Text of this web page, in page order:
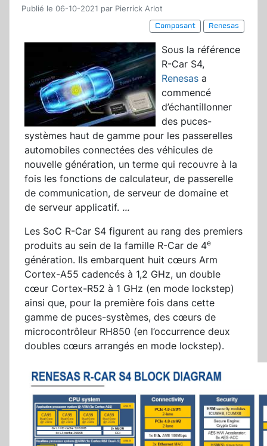
Publié le 06-10-2021 par Pierrick Arlot
Composant
Renesas
Sous la référence
R-Car S4,
Renesas a
commencé
d’échantillonner
des puces-
systèmes haut de gamme pour les passerelles
automobiles connectées des véhicules de
nouvelle génération, un terme qui recouvre à la
fois les fonctions de calculateur, de passerelle
de communication, de serveur de domaine et
de serveur applicatif. ...
Les SoC R-Car S4 figurent au rang des premiers
produits au sein de la famille R-Car de 4e
génération. Ils embarquent huit cœurs Arm
Cortex-A55 cadencés à 1,2 GHz, un double
cœur Cortex-R52 à 1 GHz (en mode lockstep)
ainsi que, pour la première fois dans cette
gamme de puces-systèmes, des cœurs de
microcontrôleur RH850 (en l’occurrence deux
doubles cœurs arrangés en mode lockstep).